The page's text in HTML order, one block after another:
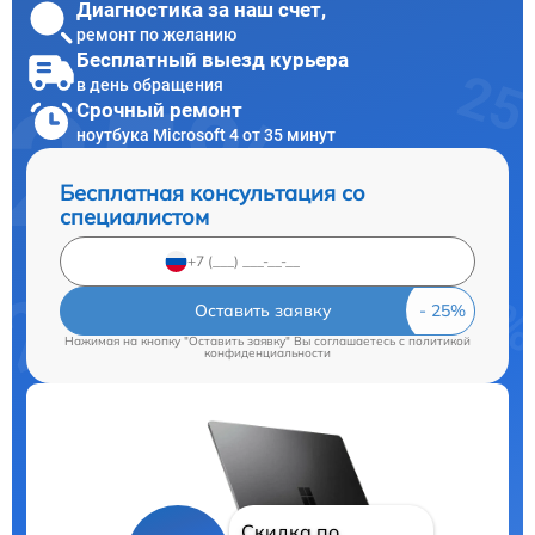
Диагностика за наш счет,
ремонт по желанию
Бесплатный выезд курьера
в день обращения
Срочный ремонт
ноутбука Microsoft 4 от 35 минут
Бесплатная консультация со
специалистом
Оставить заявку
Нажимая на кнопку "Оставить заявку" Вы соглашаетесь cполитикой
конфиденциальности